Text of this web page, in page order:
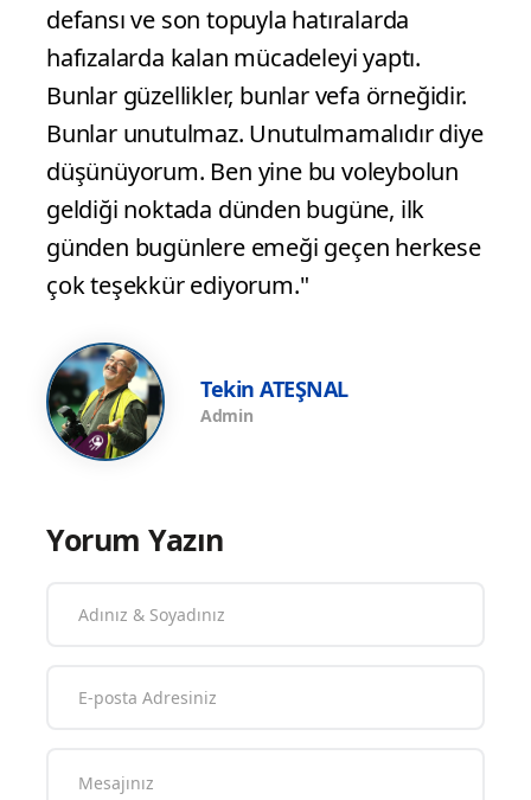
defansı ve son topuyla hatıralarda
hafızalarda kalan mücadeleyi yaptı.
Bunlar güzellikler, bunlar vefa örneğidir.
Bunlar unutulmaz. Unutulmamalıdır diye
düşünüyorum. Ben yine bu voleybolun
geldiği noktada dünden bugüne, ilk
günden bugünlere emeği geçen herkese
çok teşekkür ediyorum."
Tekin ATEŞNAL
Admin
Yorum Yazın